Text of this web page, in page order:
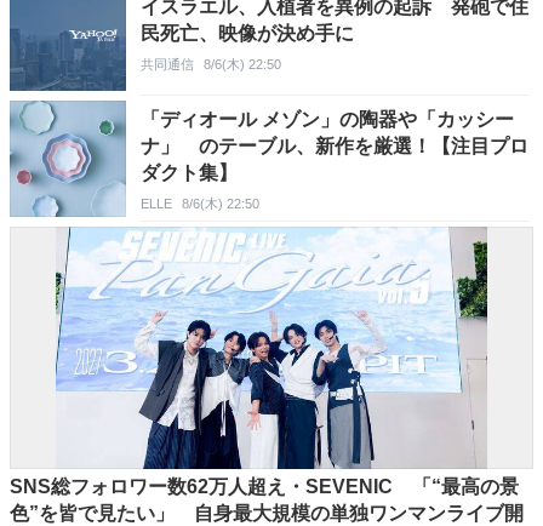
イスラエル、入植者を異例の起訴 発砲で住
民死亡、映像が決め手に
共同通信 8/6(木) 22:50
「ディオール メゾン」の陶器や「カッシー
ナ」 のテーブル、新作を厳選！【注目プロ
ダクト集】
ELLE 8/6(木) 22:50
SNS総フォロワー数62万人超え・SEVENIC 「“最高の景
色”を皆で見たい」 自身最大規模の単独ワンマンライブ開